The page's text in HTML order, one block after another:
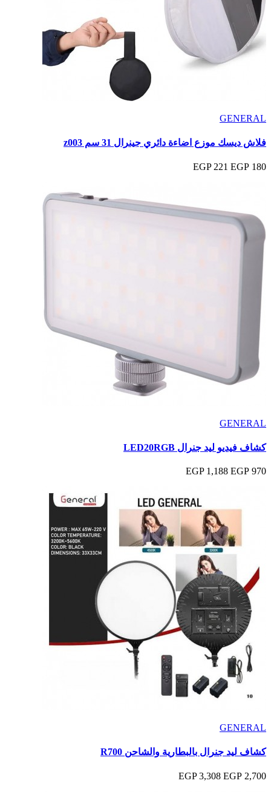
GENERAL
فلاش ديسك موزع اضاءة دائري جينرال 31 سم z003
180 EGP
221 EGP
GENERAL
كشاف فيديو ليد جنرال LED20RGB
970 EGP
1,188 EGP
GENERAL
كشاف ليد جنرال بالبطارية والشاحن R700
2,700 EGP
3,308 EGP